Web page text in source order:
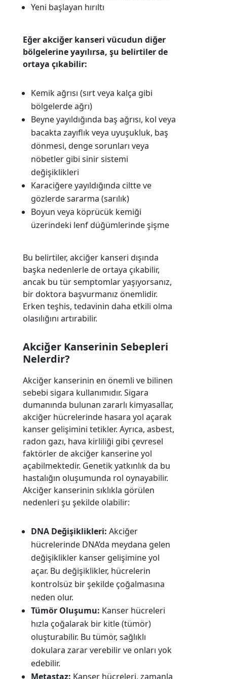
Yeni başlayan hırıltı
Eğer akciğer kanseri vücudun diğer
bölgelerine yayılırsa, şu belirtiler de
ortaya çıkabilir:
Kemik ağrısı (sırt veya kalça gibi
bölgelerde ağrı)
Beyne yayıldığında baş ağrısı, kol veya
bacakta zayıflık veya uyuşukluk, baş
dönmesi, denge sorunları veya
nöbetler gibi sinir sistemi
değişiklikleri
Karaciğere yayıldığında ciltte ve
gözlerde sararma (sarılık)
Boyun veya köprücük kemiği
üzerindeki lenf düğümlerinde şişme
Bu belirtiler, akciğer kanseri dışında
başka nedenlerle de ortaya çıkabilir,
ancak bu tür semptomlar yaşıyorsanız,
bir doktora başvurmanız önemlidir.
Erken teşhis, tedavinin daha etkili olma
olasılığını artırabilir.
Akciğer Kanserinin Sebepleri
Nelerdir?
Akciğer kanserinin en önemli ve bilinen
sebebi sigara kullanımıdır. Sigara
dumanında bulunan zararlı kimyasallar,
akciğer hücrelerinde hasara yol açarak
kanser gelişimini tetikler. Ayrıca, asbest,
radon gazı, hava kirliliği gibi çevresel
faktörler de akciğer kanserine yol
açabilmektedir. Genetik yatkınlık da bu
hastalığın oluşumunda rol oynayabilir.
Akciğer kanserinin sıklıkla görülen
nedenleri şu şekilde olabilir:
DNA Değişiklikleri: Akciğer
hücrelerinde DNA’da meydana gelen
değişiklikler kanser gelişimine yol
açar. Bu değişiklikler, hücrelerin
kontrolsüz bir şekilde çoğalmasına
neden olur.
Tümör Oluşumu: Kanser hücreleri
hızla çoğalarak bir kitle (tümör)
oluşturabilir. Bu tümör, sağlıklı
dokulara zarar verebilir ve onları yok
edebilir.
Metastaz: Kanser hücreleri, zamanla